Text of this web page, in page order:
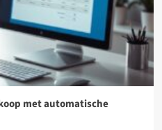
met automatische